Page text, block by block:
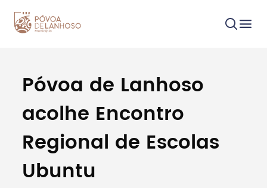
Procurar
Tipo de conteúdo
Póvoa de Lanhoso
acolhe Encontro
Regional de Escolas
Ubuntu